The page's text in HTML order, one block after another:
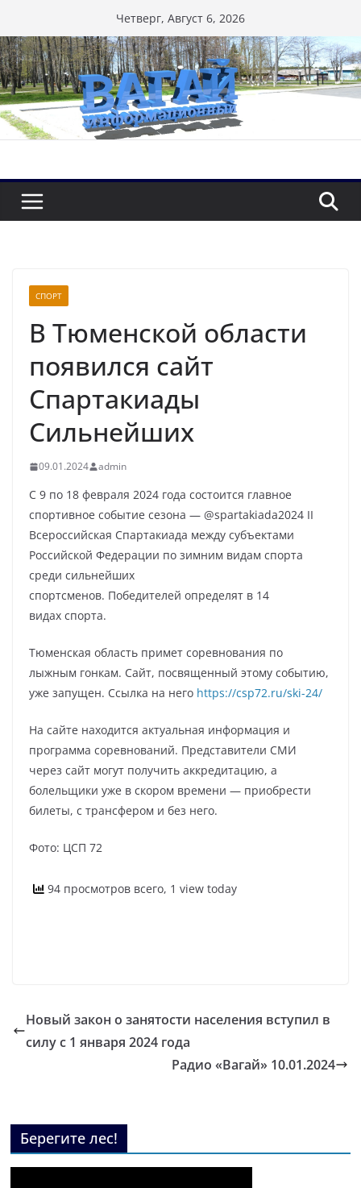
к
содержимому
Четверг, Август 6, 2026
СПОРТ
В Тюменской области
появился сайт
Спартакиады
Сильнейших
09.01.2024 admin
С 9 по 18 февраля 2024 года состоится главное
спортивное событие сезона — @spartakiada2024 II
Всероссийская Спартакиада между субъектами
Российской Федерации по зимним видам спорта
среди сильнейших
спортсменов. Победителей определят в 14
видах спорта.
Тюменская область примет соревнования по
лыжным гонкам. Сайт, посвященный этому событию,
уже запущен. Ссылка на него https://csp72.ru/ski-24/
На сайте находится актуальная информация и
программа соревнований. Представители СМИ
через сайт могут получить аккредитацию, а
болельщики уже в скором времени — приобрести
билеты, с трансфером и без него.
Фото: ЦСП 72
94 просмотров всего, 1 view today
Новый закон о занятости населения вступил в
силу с 1 января 2024 года
Радио «Вагай» 10.01.2024
Берегите лес!